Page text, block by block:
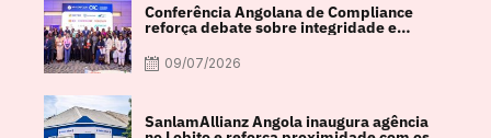
Conferência Angolana de Compliance
reforça debate sobre integridade e
09/07/2026
SanlamAllianz Angola inaugura agência